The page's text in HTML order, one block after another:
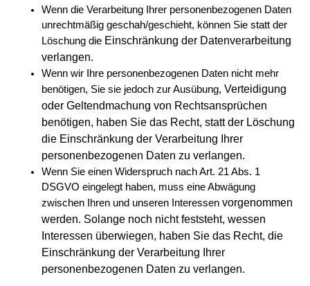
Wenn die Verarbeitung Ihrer personenbezogenen Daten
unrechtmäßig geschah/geschieht, können Sie statt der
Löschung die Einschränkung der Datenverarbeitung
verlangen.
Wenn wir Ihre personenbezogenen Daten nicht mehr
benötigen, Sie sie jedoch zur Ausübung, Verteidigung
oder Geltendmachung von Rechtsansprüchen
benötigen, haben Sie das Recht, statt der Löschung
die Einschränkung der Verarbeitung Ihrer
personenbezogenen Daten zu verlangen.
Wenn Sie einen Widerspruch nach Art. 21 Abs. 1
DSGVO eingelegt haben, muss eine Abwägung
zwischen Ihren und unseren Interessen vorgenommen
werden. Solange noch nicht feststeht, wessen
Interessen überwiegen, haben Sie das Recht, die
Einschränkung der Verarbeitung
Ihrer
personenbezogenen Daten zu verlangen.